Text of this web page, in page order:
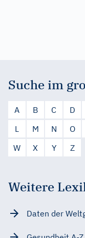
Suche im
A B C D
L
M N O
W
X Y Z
Weitere
Daten der